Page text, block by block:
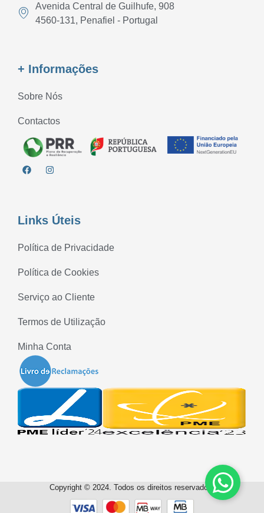
Avenida Central de Guilhufe, 908
4560-131, Penafiel - Portugal
+ Informações
Sobre Nós
Contactos
Links Úteis
Política de Privacidade
Política de Cookies
Serviço ao Cliente
Termos de Utilização
Minha Conta
Copyright © 2024. Todos os direitos reservados.